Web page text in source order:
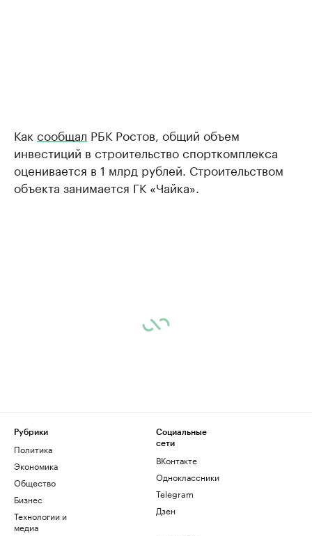
Как сообщал РБК Ростов, общий объем
инвестиций в строительство спорткомплекса
оценивается в 1 млрд рублей. Строительством
объекта занимается ГК «Чайка».
Рубрики
Политика
Экономика
Общество
Бизнес
Технологии и
медиа
Социальные
сети
ВКонтакте
Одноклассники
Telegram
Дзен